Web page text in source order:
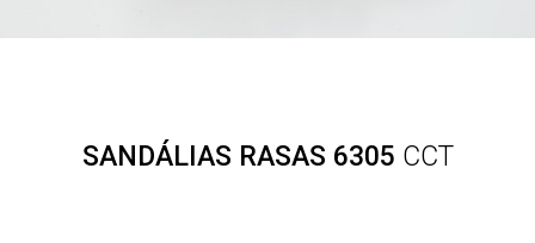
SANDÁLIAS RASAS 6305 CCT